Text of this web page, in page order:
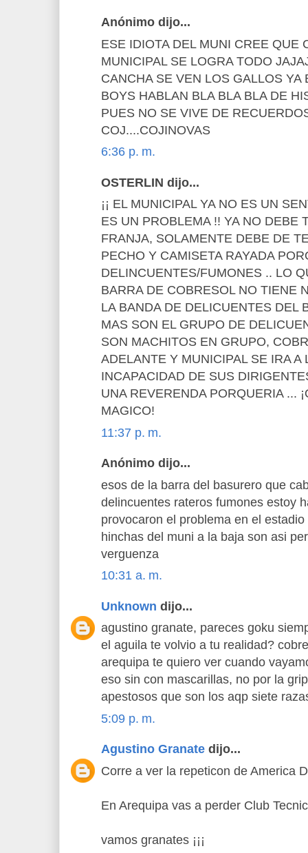
Anónimo dijo...
ESE IDIOTA DEL MUNI CREE QUE
MUNICIPAL SE LOGRA TODO
CANCHA SE VEN LOS GALLOS YA
BOYS HABLAN BLA BLA BLA DE
PUES NO SE VIVE DE
COJ....COJINOVAS
6:36 p. m.
OSTERLIN dijo...
¡¡ EL MUNICIPAL YA NO ES UN
ES UN PROBLEMA !! YA NO DEBE
FRANJA, SOLAMENTE DEBE DE
PECHO Y CAMISETA RAYADA
DELINCUENTES/FUMONES .. LO
BARRA DE COBRESOL NO TIENE
LA BANDA DE DELICUENTES DEL
MAS SON EL GRUPO DE
SON MACHITOS EN GRUPO,
ADELANTE Y MUNICIPAL SE IRA A
INCAPACIDAD DE SUS
UNA REVERENDA PORQUERIA ...
MAGICO!
11:37 p. m.
Anónimo dijo...
esos de la barra del basurero que
delincuentes rateros fumones estoy
provocaron el problema en el
hinchas del muni a la baja son asi
verguenza
10:31 a. m.
Unknown dijo...
agustino granate, pareces goku
el aguila te volvio a tu realidad?
arequipa te quiero ver cuando
eso sin con mascarillas, no por la
apestosos que son los aqp siete
5:09 p. m.
Agustino Granate dijo...
Corre a ver la repeticon de America
En Arequipa vas a perder Club
vamos granates ¡¡¡